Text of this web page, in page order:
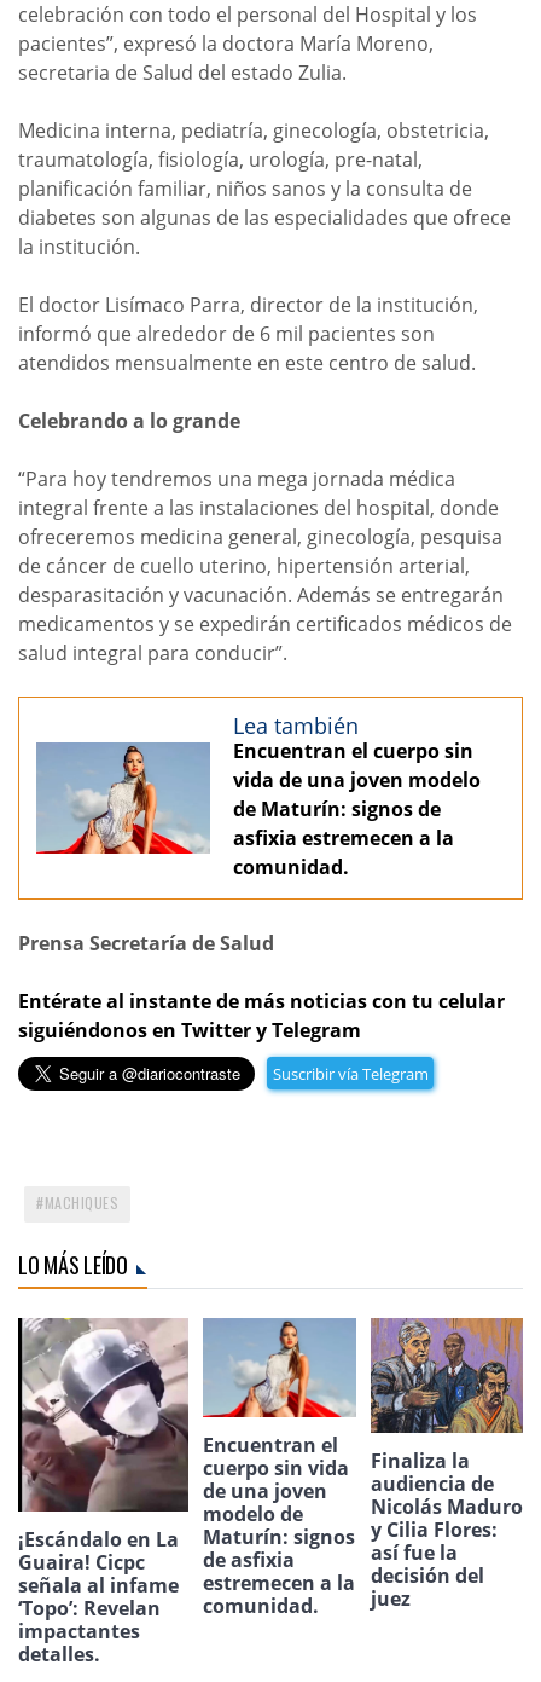
celebración con todo el personal del Hospital y los
pacientes”, expresó la doctora María Moreno,
secretaria de Salud del estado Zulia.
Medicina interna, pediatría, ginecología, obstetricia,
traumatología, fisiología, urología, pre-natal,
planificación familiar, niños sanos y la consulta de
diabetes son algunas de las especialidades que ofrece
la institución.
El doctor Lisímaco Parra, director de la institución,
informó que alrededor de 6 mil pacientes son
atendidos mensualmente en este centro de salud.
Celebrando a lo grande
“Para hoy tendremos una mega jornada médica
integral frente a las instalaciones del hospital, donde
ofreceremos medicina general, ginecología, pesquisa
de cáncer de cuello uterino, hipertensión arterial,
desparasitación y vacunación. Además se entregarán
medicamentos y se expedirán certificados médicos de
salud integral para conducir”.
Lea también
Encuentran el cuerpo sin
vida de una joven modelo
de Maturín: signos de
asfixia estremecen a la
comunidad.
Prensa Secretaría de Salud
Entérate al instante de más noticias con tu celular
siguiéndonos en Twitter y Telegram
Suscribir vía Telegram
MACHIQUES
LO MÁS LEÍDO
¡Escándalo en La
Guaira! Cicpc
señala al infame
‘Topo’: Revelan
impactantes
detalles.
Encuentran el
cuerpo sin vida
de una joven
modelo de
Maturín: signos
de asfixia
estremecen a la
comunidad.
Finaliza la
audiencia de
Nicolás Maduro
y Cilia Flores:
así fue la
decisión del
juez